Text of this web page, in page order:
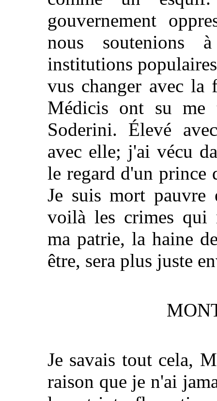
gouvernement
nous soutenions
institutions
vus changer avec la
Médicis ont su me
Soderini. Élevé
avec elle; j'ai vécu
le regard d'un prince
Je suis mort
voilà les crimes qui
ma patrie, la haine
être, sera plus juste
Je savais tout cela,
raison que je n'ai